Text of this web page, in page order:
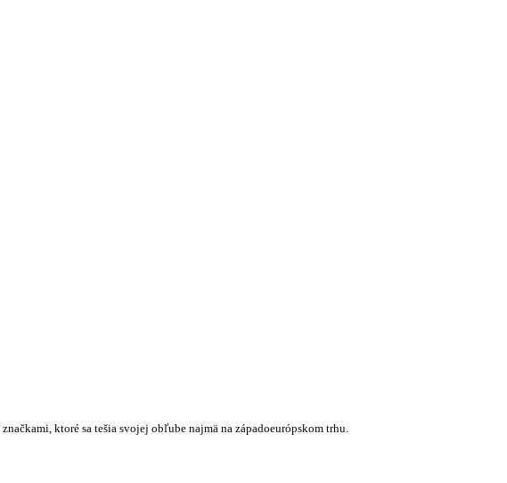
ktoré sa tešia svojej obľube najmä na západoeurópskom trhu.